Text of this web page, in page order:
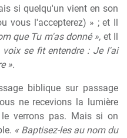
si quelqu'un vient en son
vous l'accepterez) » ; et Il
que Tu m'as donné », et Il
se fit entendre : Je l'ai
».
biblique sur passage
ne recevions la lumière
verrons pas. Mais si on
« Baptisez-les au nom du